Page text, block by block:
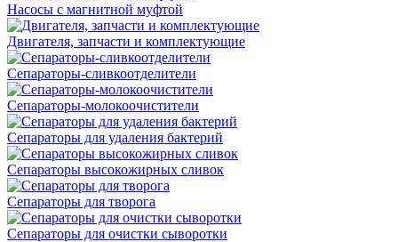
Насосы с магнитной муфтой
Двигателя, запчасти и комплектующие
Сепараторы-сливкоотделители
Сепараторы-молокоочистители
Сепараторы для удаления бактерий
Сепараторы высокожирных сливок
Сепараторы для творога
Сепараторы для очистки сыворотки